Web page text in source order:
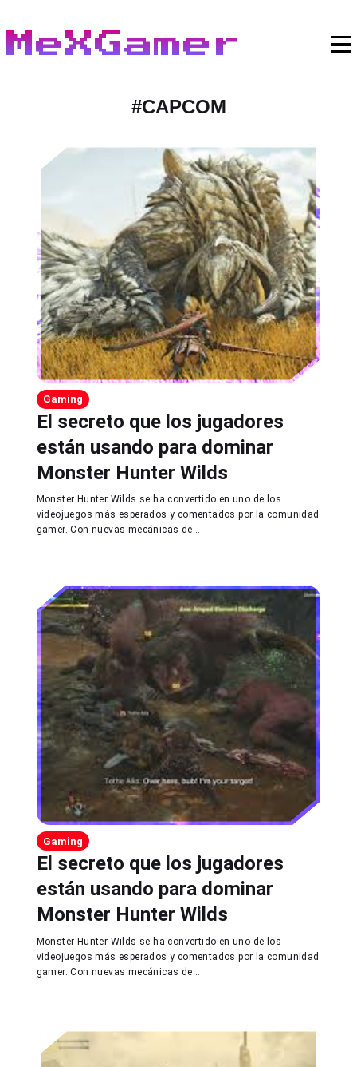
MeXGamer
#CAPCOM
Gaming
El secreto que los jugadores
están usando para dominar
Monster Hunter Wilds
Monster Hunter Wilds se ha convertido en uno de los
videojuegos más esperados y comentados por la comunidad
gamer. Con nuevas mecánicas de...
Gaming
El secreto que los jugadores
están usando para dominar
Monster Hunter Wilds
Monster Hunter Wilds se ha convertido en uno de los
videojuegos más esperados y comentados por la comunidad
gamer. Con nuevas mecánicas de...